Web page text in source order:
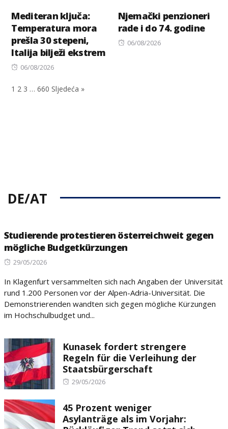
Mediteran ključa:
Temperatura mora
prešla 30 stepeni,
Italija bilježi ekstrem
Posted
06/08/2026
Njemački penzioneri
rade i do 74. godine
Posted
06/08/2026
1 2 3 … 660 Sljedeća »
DE/AT
Studierende protestieren österreichweit gegen
mögliche Budgetkürzungen
Posted
29/05/2026
In Klagenfurt versammelten sich nach Angaben der Universität
rund 1.200 Personen vor der Alpen-Adria-Universität. Die
Demonstrierenden wandten sich gegen mögliche Kürzungen
im Hochschulbudget und...
Kunasek fordert strengere
Regeln für die Verleihung der
Staatsbürgerschaft
Posted
29/05/2026
45 Prozent weniger
Asylanträge als im Vorjahr: